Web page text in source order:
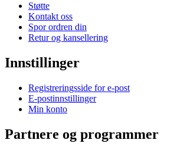
Støtte
Kontakt oss
Spor ordren din
Retur og kansellering
Innstillinger
Registreringsside for e-post
E-postinnstillinger
Min konto
Partnere og programmer